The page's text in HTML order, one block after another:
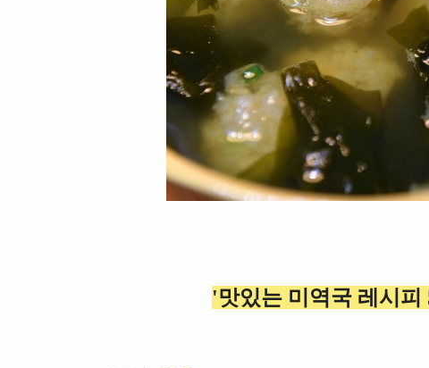
'맛있는 미 역국 레시피